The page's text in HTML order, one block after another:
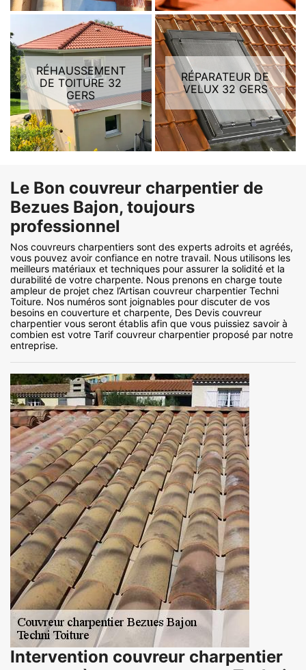
RÉHAUSSEMENT
DE TOITURE 32
GERS
RÉPARATEUR DE
VELUX 32 GERS
Le Bon couvreur charpentier de
Bezues Bajon, toujours
professionnel
Nos couvreurs charpentiers sont des experts adroits et agréés,
vous pouvez avoir confiance en notre travail. Nous utilisons les
meilleurs matériaux et techniques pour assurer la solidité et la
durabilité de votre charpente. Nous prenons en charge toute
ampleur de projet chez l’Artisan couvreur charpentier Techni
Toiture. Nos numéros sont joignables pour discuter de vos
besoins en couverture et charpente, Des Devis couvreur
charpentier vous seront établis afin que vous puissiez savoir à
combien est votre Tarif couvreur charpentier proposé par notre
entreprise.
Intervention couvreur charpentier